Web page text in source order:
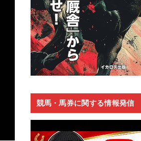
競馬・馬券に関する情報発信